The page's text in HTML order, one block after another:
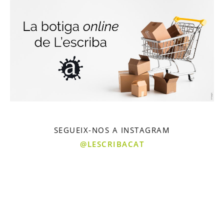
SEGUEIX-NOS A INSTAGRAM
@LESCRIBACAT